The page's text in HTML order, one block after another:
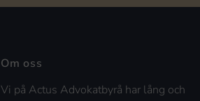
Om oss
Vi på Actus Advokatbyrå har lång och